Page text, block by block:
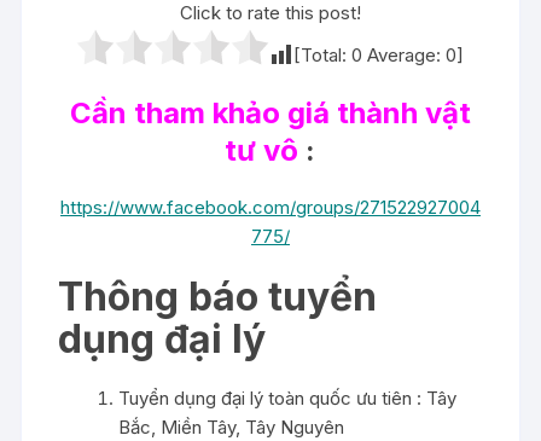
Click to rate this post!
[Total:0 Average:0]
Cần tham khảo giá thành vật
tư vô :
https://www.facebook.com/groups/271522927004
775/
Thông báo tuyển
dụng đại lý
Tuyển dụng đại lý toàn quốc ưu tiên : Tây
Bắc, Miền Tây, Tây Nguyên